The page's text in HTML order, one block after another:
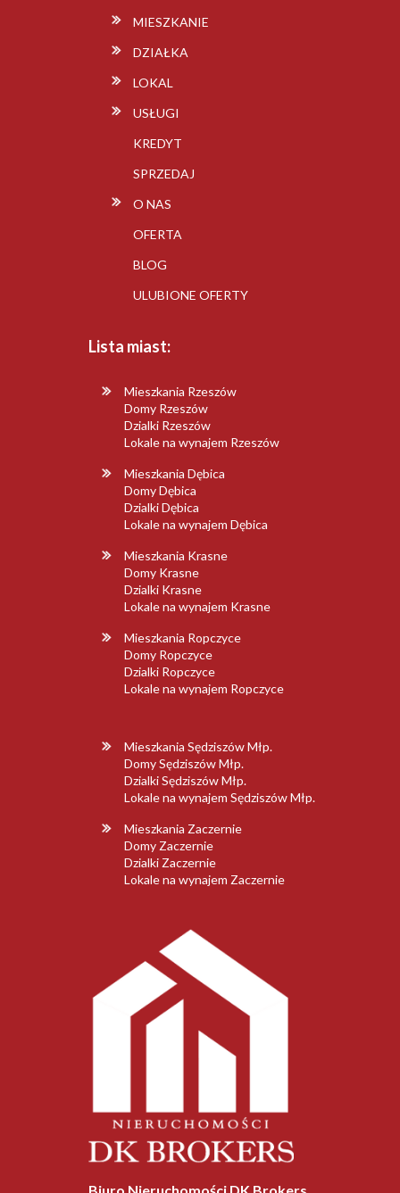
Biuro Nieruchomości DK Brokers
MIESZKANIE
DZIAŁKA
LOKAL
USŁUGI
KREDYT
SPRZEDAJ
O NAS
OFERTA
BLOG
ULUBIONE OFERTY
Lista miast:
Mieszkania Rzeszów
Domy Rzeszów
Dzialki Rzeszów
Lokale na wynajem Rzeszów
Mieszkania Dębica
Domy Dębica
Dzialki Dębica
Lokale na wynajem Dębica
Mieszkania Krasne
Domy Krasne
Dzialki Krasne
Lokale na wynajem Krasne
Mieszkania Ropczyce
Domy Ropczyce
Dzialki Ropczyce
Lokale na wynajem Ropczyce
Mieszkania Sędziszów Młp.
Domy Sędziszów Młp.
Dzialki Sędziszów Młp.
Lokale na wynajem Sędziszów Młp.
Mieszkania Zaczernie
Domy Zaczernie
Dzialki Zaczernie
Lokale na wynajem Zaczernie